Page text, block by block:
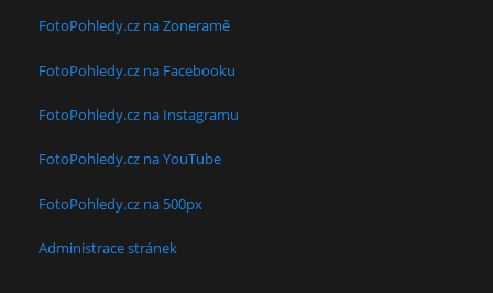
FotoPohledy.cz na Zoneramě
FotoPohledy.cz na Facebooku
FotoPohledy.cz na Instagramu
FotoPohledy.cz na YouTube
FotoPohledy.cz na 500px
Administrace stránek